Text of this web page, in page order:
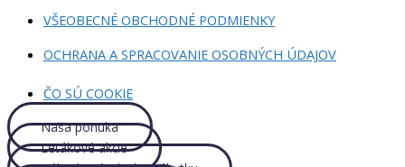
VŠEOBECNÉ OBCHODNÉ PODMIENKY
OCHRANA A SPRACOVANIE OSOBNÝCH ÚDAJOV
ČO SÚ COOKIE
Naša ponuka
Letákové akcie